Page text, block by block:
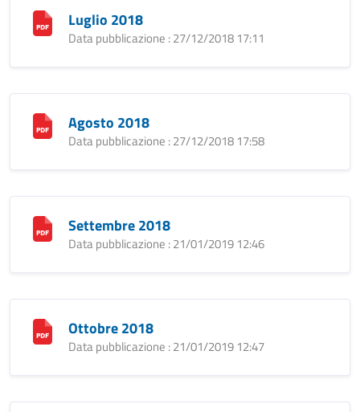
Luglio 2018
Data pubblicazione : 27/12/2018 17:11
Agosto 2018
Data pubblicazione : 27/12/2018 17:58
Settembre 2018
Data pubblicazione : 21/01/2019 12:46
Ottobre 2018
Data pubblicazione : 21/01/2019 12:47